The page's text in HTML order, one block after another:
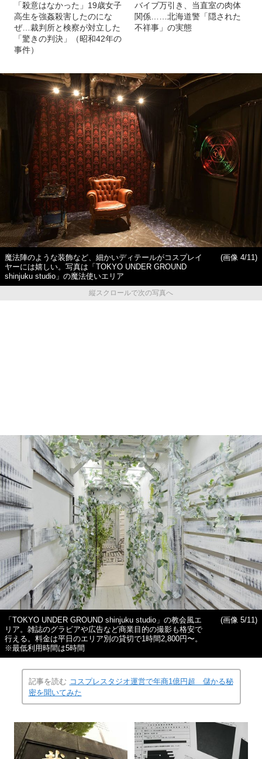
「殺意はなかった」19歳女子
高生を強姦殺害したのにな
ぜ…裁判所と検察が対立した
「驚きの判決」（昭和42年の
事件）
バイブ万引き、当直室の肉体
関係……北海道警「隠された
不祥事」の実態
魔法陣のような装飾など、細かいディテールがコスプレイ
ヤーには嬉しい。写真は「TOKYO UNDER GROUND
shinjuku studio」の魔法使いエリア
(画像 4/11)
縦スクロールで次の写真へ
「TOKYO UNDER GROUND shinjuku studio」の教会風エ
リア。雑誌のグラビアや広告など商業目的の撮影も格安で
行える。料金は平日のエリア別の貸切で1時間2,800円〜。
※最低利用時間は5時間
(画像 5/11)
記事を読む コスプレスタジオ運営で年商1億円超 儲かる秘
密を聞いてみた